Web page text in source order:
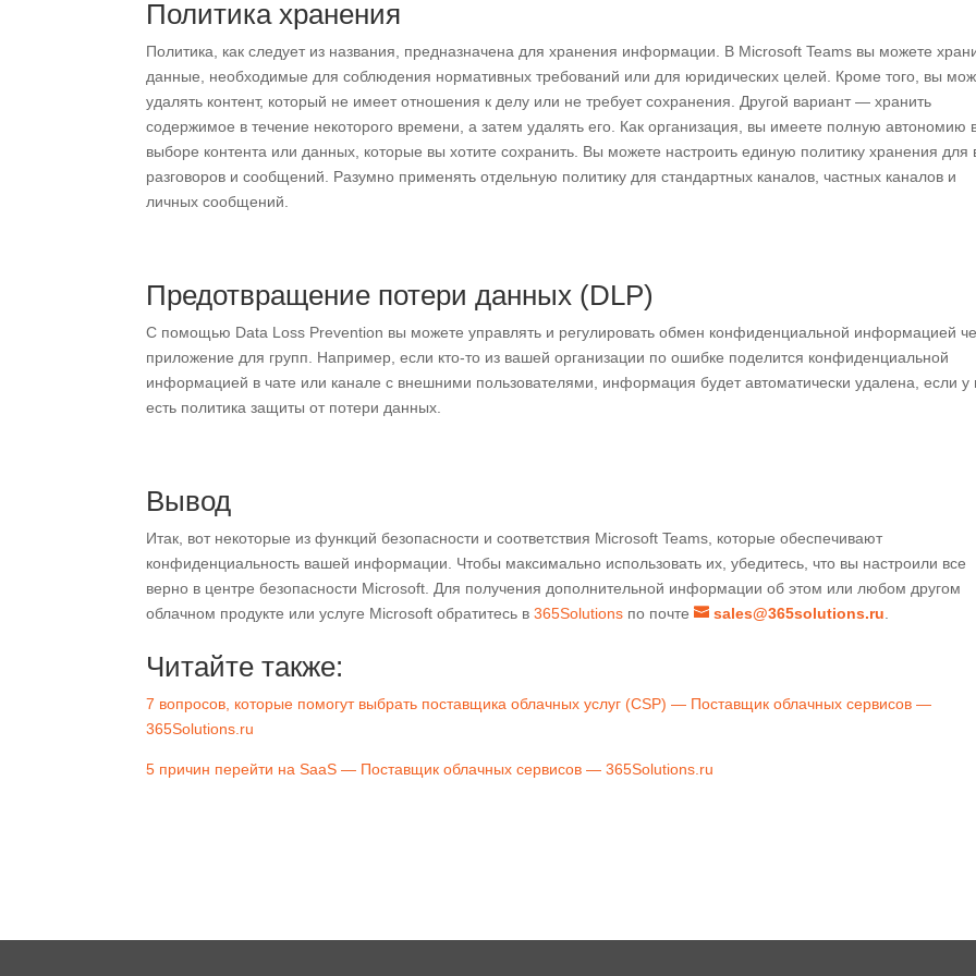
Политика хранения
Политика, как следует из названия, предназначена для хранения информации. В Microsoft Teams вы можете
данные, необходимые для соблюдения нормативных требований или для юридических целей. Кроме того, вы
удалять контент, который не имеет отношения к делу или не требует сохранения. Другой вариант — хранить
содержимое в течение некоторого времени, а затем удалять его. Как организация, вы имеете полную автономию
выборе контента или данных, которые вы хотите сохранить. Вы можете настроить единую политику хранения для
разговоров и сообщений. Разумно применять отдельную политику для стандартных каналов, частных каналов и
личных сообщений.
Предотвращение потери данных (DLP)
С помощью Data Loss Prevention вы можете управлять и регулировать обмен конфиденциальной информацией
приложение для групп. Например, если кто-то из вашей организации по ошибке поделится конфиденциальной
информацией в чате или канале с внешними пользователями, информация будет автоматически удалена, если у
есть политика защиты от потери данных.
Вывод
Итак, вот некоторые из функций безопасности и соответствия Microsoft Teams, которые обеспечивают
конфиденциальность вашей информации.
Чтобы максимально использовать их, убедитесь, что вы настроили все
верно в центре безопасности Microsoft. Для получения дополнительной информации об этом или любом другом
облачном продукте или услуге Microsoft обратитесь в365Solutions по почте sales@365solutions.ru
Читайте также:
7 вопросов, которые помогут выбрать поставщика облачных услуг (CSP) — Поставщик облачных сервисов —
365Solutions.ru
5 причин перейти на SaaS — Поставщик облачных сервисов — 365Solutions.ru